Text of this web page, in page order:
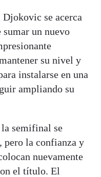
Djokovic se acerca
sumar un nuevo
su nivel y
instalarse en una
ampliando su
semifinal se
pero la confianza y
nuevamente
el título. El